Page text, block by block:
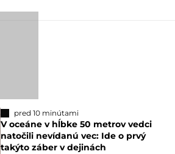
pred 10 minútami
V oceáne v hĺbke 50 metrov vedci
natočili nevídanú vec: Ide o prvý
takýto záber v dejinách